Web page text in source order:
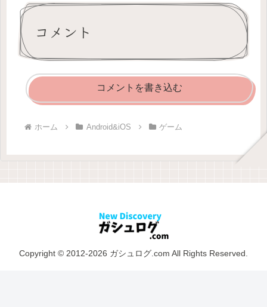
コメント
コメントを書き込む
ホーム Android&iOS ゲーム
Copyright © 2012-2026 ガシュログ.com All Rights Reserved.